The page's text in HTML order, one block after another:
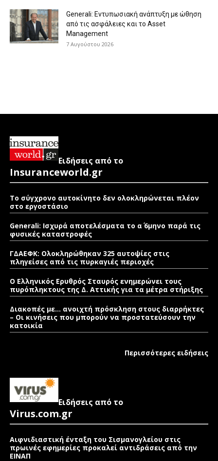
Generali: Eντυπωσιακή ανάπτυξη με ώθηση
από τις ασφάλειες και το Asset
Management
7 Αυγούστου 2026
Ειδήσεις από το
Insuranceworld.gr
Το σύγχρονο αυτοκίνητο δεν ολοκληρώνεται πλέον
στο εργοστάσιο
Generali: Ισχυρά αποτελέσματα το α΄ 6μηνο παρά τις
φυσικές καταστροφές
ΓΔΑΕΦΚ: Ολοκληρώθηκαν 325 αυτοψίες στις
πληγείσες από τις πυρκαγιές περιοχές
Ο Ελληνικός Ερυθρός Σταυρός ενημερώνει τους
πυρόπληκτους της Δ. Αττικής για τα μέτρα στήριξης
Διακοπές με… ανοιχτή πρόσκληση στους διαρρήκτες
– Οι κινήσεις που μπορούν να προστατεύσουν την
κατοικία
Περισσότερες ειδήσεις
Ειδήσεις από το
Virus.com.gr
Αιφνιδιαστική ένταξη του Σισμανογλείου στις
πρωινές εφημερίες προκαλεί αντιδράσεις από την
ΕΙΝΑΠ